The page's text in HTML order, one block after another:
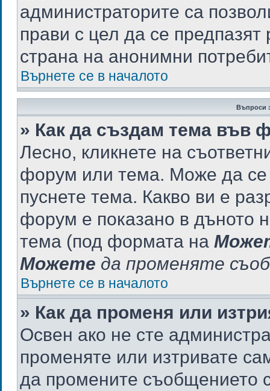
администраторите са
прави с цел да се предпазят
страна на анонимни
Върнете се в началото
Въпроси
» Как да създам тема във
Лесно, кликнете на
форум или тема. Може да се
пуснете тема. Какво ви е
форум е показано в дъното
тема (под формата на
Можете да променяте
Върнете се в началото
» Как да променя или
Освен ако не сте
променяте или изтривате
да промените съобщението